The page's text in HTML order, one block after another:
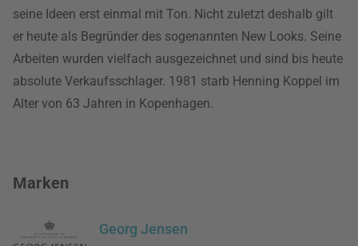
seine Ideen erst einmal mit Ton. Nicht zuletzt deshalb gilt
er heute als Begründer des sogenannten New Looks. Seine
Arbeiten wurden vielfach ausgezeichnet und sind bis heute
absolute Verkaufsschlager. 1981 starb Henning Koppel im
Alter von 63 Jahren in Kopenhagen.
Marken
Georg Jensen